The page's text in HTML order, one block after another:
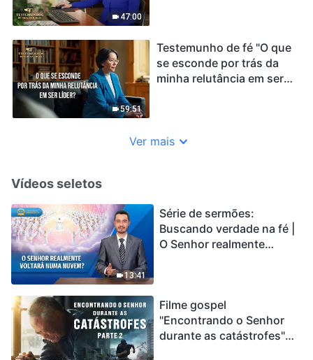
47:00
59:51
Testemunho de fé "O que
se esconde por trás da
minha relutância em ser
Ver mais
Vídeos seletos
13:41
Série de sermões:
Buscando verdade na fé |
O Senhor realmente
Filme gospel
"Encontrando o Senhor
durante as catástrofes"